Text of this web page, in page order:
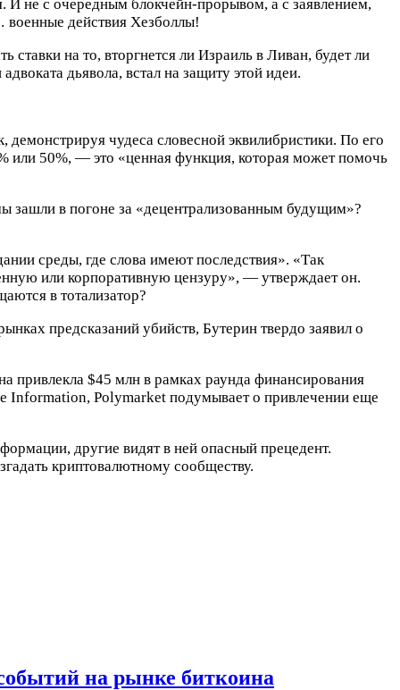
не с очередным блокчейн-прорывом, а с заявлением,
военные действия Хезболлы!
на то, вторгнется ли Израиль в Ливан, будет ли
дьявола, встал на защиту этой идеи.
чудеса словесной эквилибристики. По его
или 50%, — это «ценная функция, которая может помочь
зашли в погоне за «децентрализованным будущим»?
среды, где слова имеют последствия». «Так
или корпоративную цензуру», — утверждает он.
в тотализатор?
предсказаний убийств, Бутерин твердо заявил о
привлекла $45 млн в рамках раунда финансирования
Information, Polymarket подумывает о привлечении еще
другие видят в ней опасный прецедент.
криптовалютному сообществу.
на рынке биткоина